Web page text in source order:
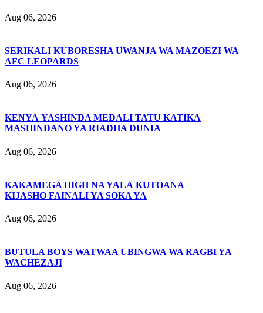
Aug 06, 2026
SERIKALI KUBORESHA UWANJA WA MAZOEZI WA
AFC LEOPARDS
Aug 06, 2026
KENYA YASHINDA MEDALI TATU KATIKA
MASHINDANO YA RIADHA DUNIA
Aug 06, 2026
KAKAMEGA HIGH NA YALA KUTOANA
KIJASHO FAINALI YA SOKA YA
Aug 06, 2026
BUTULA BOYS WATWAA UBINGWA WA RAGBI YA
WACHEZAJI
Aug 06, 2026